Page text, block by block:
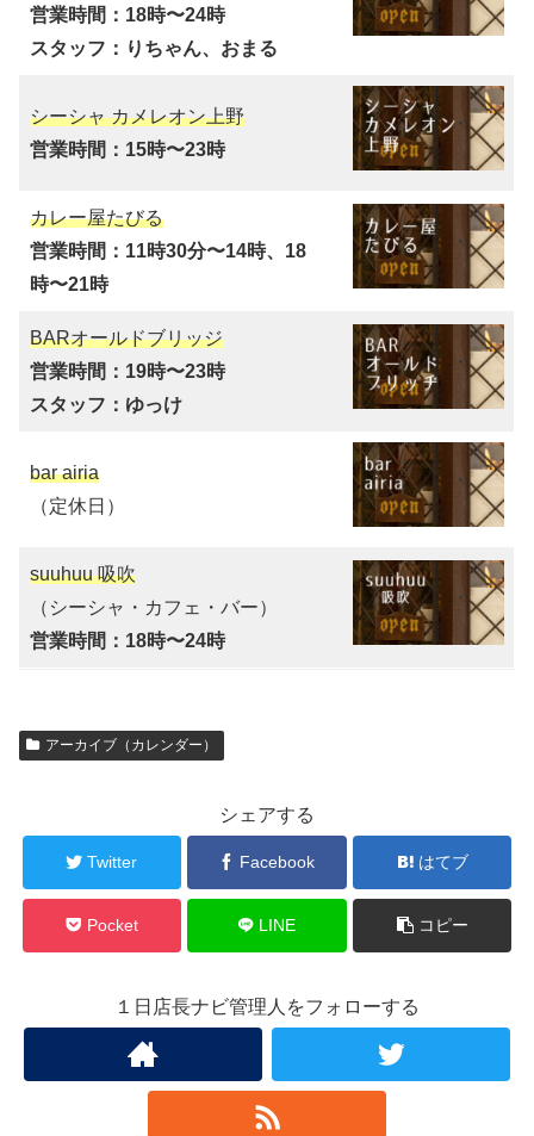
営業時間：18時〜24時
スタッフ：りちゃん、おまる
シーシャ カメレオン上野
営業時間：15時〜23時
カレー屋たびる
営業時間：11時30分〜14時、18
時〜21時
BARオールドブリッジ
営業時間：19時〜23時
スタッフ：ゆっけ
bar airia
（定休日）
suuhuu 吸吹
（シーシャ・カフェ・バー）
営業時間：18時〜24時
アーカイブ（カレンダー）
シェアする
Twitter Facebook はてブ
Pocket LINE コピー
１日店長ナビ管理人をフォローする